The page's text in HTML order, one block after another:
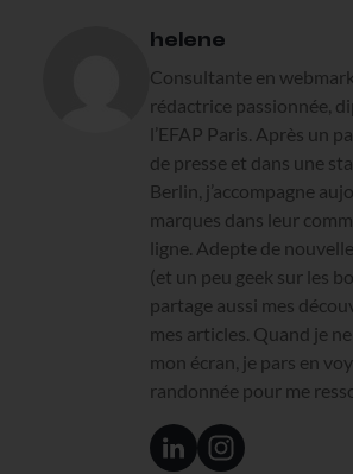
helene
Consultante en
rédactrice passionnée,
l’EFAP Paris. Après un
de presse et dans une
Berlin, j’accompagne
marques dans leur
ligne. Adepte de
(et un peu geek sur les
partage aussi mes
mes articles. Quand je
mon écran, je pars en
randonnée pour me